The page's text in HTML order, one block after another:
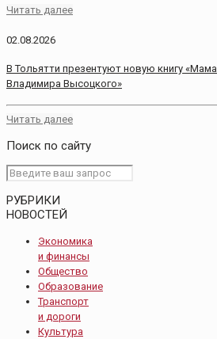
Читать далее
02.08.2026
В Тольятти презентуют новую книгу «Мама
Владимира Высоцкого»
Читать далее
Поиск по сайту
РУБРИКИ
НОВОСТЕЙ
Экономика
и финансы
Общество
Образование
Транспорт
и дороги
Культура